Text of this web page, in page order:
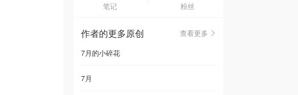
🇦🇺
🇳🇿新西兰
笔记 粉丝
作者的更多原创
查看更多
7月的小碎花
7月